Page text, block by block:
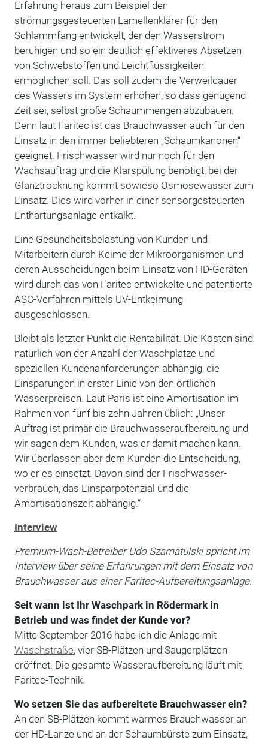
Erfahrung heraus zum Beispiel den
strömungsgesteuerten Lamellenklärer für den
Schlammfang entwickelt, der den Wasserstrom
beruhigen und so ein deutlich effektiveres Absetzen
von Schwebstoffen und Leichtflüssigkeiten
ermöglichen soll. Das soll zudem die Verweildauer
des Wassers im System erhöhen, so dass genügend
Zeit sei, selbst große Schaummengen abzubauen.
Denn laut Faritec ist das Brauchwasser auch für den
Einsatz in den immer beliebteren „Schaumkanonen“
geeignet. Frischwasser wird nur noch für den
Wachsauftrag und die Klarspülung benötigt, bei der
Glanztrocknung kommt sowieso Osmosewasser zum
Einsatz. Dies wird vorher in einer sensorgesteuerten
Enthärtungsanlage entkalkt.
Eine Gesundheitsbelastung von Kunden und
Mitarbeitern durch Keime der Mikroorganismen und
deren Ausscheidungen beim Einsatz von HD-Geräten
wird durch das von Faritec entwickelte und patentierte
ASC-Verfahren mittels UV-Entkeimung
ausgeschlossen.
Bleibt als letzter Punkt die Rentabilität. Die Kosten sind
natürlich von der Anzahl der Waschplätze und
speziellen Kundenanforderungen abhängig, die
Einsparungen in erster Linie von den örtlichen
Wasserpreisen. Laut Paris ist eine Amortisation im
Rahmen von fünf bis zehn Jahren üblich: „Unser
Auftrag ist primär die Brauchwasseraufbereitung und
wir sagen dem Kunden, was er damit machen kann.
Wir überlassen aber dem Kunden die Entscheidung,
wo er es einsetzt. Davon sind der Frischwasser­
verbrauch, das Einsparpotenzial und die
Amortisationszeit abhängig.“
Interview
Premium-Wash-Betreiber Udo Szamatulski spricht im
Interview über seine Erfah­rungen mit dem Einsatz von
Brauchwasser aus einer Faritec-Aufbereitungsanlage.
Seit wann ist Ihr Waschpark in Röder­mark in
Betrieb und was findet der Kunde vor?
Mitte September 2016 habe ich die Anlage mit
Waschstraße, vier SB-Plätzen und Saugerplätzen
eröffnet. Die gesamte Wasseraufbereitung läuft mit
Faritec-Technik.
Wo setzen Sie das aufbereitete Brauch­wasser ein?
An den SB-Plätzen kommt warmes Brauch­wasser an
der HD-Lanze und an der Schaum­bürste zum Einsatz,